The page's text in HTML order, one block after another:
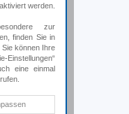
werden.
zur
finden Sie in
. Sie können Ihre
eine einmal